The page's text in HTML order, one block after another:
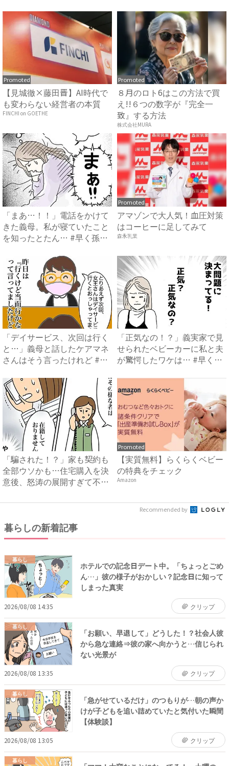
Promoted
【見城徹×藤田晋】AI時代で
も変わらない経営者の本質
FINCHI on GOETHE
Promoted
８月のロト6はこの方法で買
え!!６つの数字が『完全一
致』する方法
株式会社MURA
「まあ…！！」電話をかけて
きた義母。私が寝ていたこと
を知ったとたん… #早く孫
Promoted
アマゾンで大人気！血圧対策
はコーヒーに足してみて
森永乳業
「デイサービス、次回は行く
と…」義母と話したケアマネ
さんはそう言ったけれど #
「正気なの！？」義実家で見
せられたベビーカーに私と夫
が驚愕したワケは… #早く
「騙された！？」家も契約も
全部ウソかも…住宅購入を決
意後、怒涛の展開すぎて不安
Promoted
【実質無料】らくらくベビー
の特典をチェック
Amazon
Recommended by
暮らしの新着記事
暮らし
ホテルでの記念日デート中。「ちょっとごめ
ん…」彼の様子がおかしい？記念日に知って
しまった真実
2026/08/08 14:35 クリップ
暮らし
「お願い、早退して」どうした！？社会人彼
から急な連絡⇒彼の家へ向かうと…信じられ
ない光景が
2026/08/08 13:35 クリップ
暮らし
「急がせているだけ」のつもりが…朝の声か
けが子どもを追い詰めていたと気付いた瞬間
【体験談】
2026/08/08 13:05 クリップ
暮らし